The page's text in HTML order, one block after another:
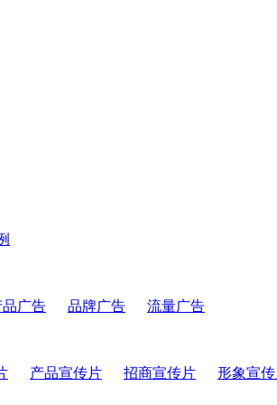
品广告 品牌广告 流量广告
产品宣传片 招商宣传片 形象宣